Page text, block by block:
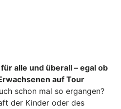
alle und überall – egal ob
auf Tour
schon mal so ergangen?
der Kinder oder des